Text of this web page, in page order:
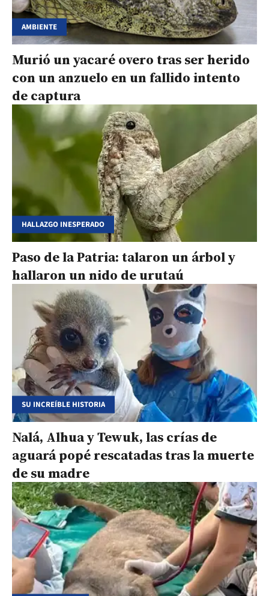
AMBIENTE
Murió un yacaré overo tras ser herido
con un anzuelo en un fallido intento
de captura
HALLAZGO INESPERADO
Paso de la Patria: talaron un árbol y
hallaron un nido de urutaú
SU INCREÍBLE HISTORIA
Nalá, Alhua y Tewuk, las crías de
aguará popé rescatadas tras la muerte
de su madre